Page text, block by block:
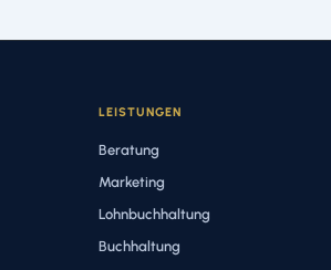
LEISTUNGEN
Beratung
Marketing
Lohnbuchhaltung
Buchhaltung